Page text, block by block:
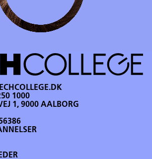
1000
1, 9000 AALBORG